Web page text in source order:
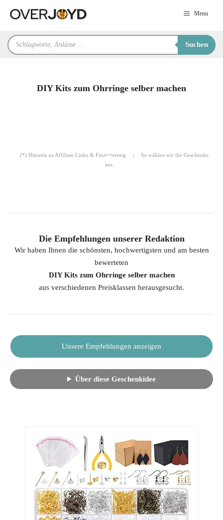
Inhalt
Menu
Products
search
Suchen
DIY Kits zum Ohrringe selber machen
(*) Hinweis zu Affiliate Links & Finanzierung |
So wählen wir die Geschenke
aus
Die Empfehlungen unserer Redaktion
Wir haben Ihnen die schönsten, hochwertigsten und am besten
bewerteten
DIY Kits zum Ohrringe selber machen
aus verschiedenen Preisklassen herausgesucht.
Unsere Empfehlungen anzeigen
Über diese Geschenkidee